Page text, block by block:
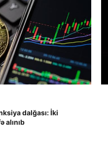
dalğası: İki
alınıb